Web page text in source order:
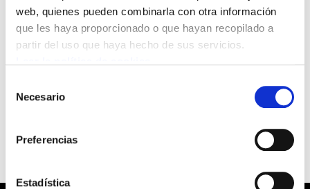
web, quienes pueden combinarla con otra información
que les haya proporcionado o que hayan recopilado a
partir del uso que haya hecho de sus servicios.
Necesario
Preferencias
Estadística
Representantes de los sindicatos ELA, SATSE y
ESK en Osakidetza iniciarán, mañana, 6 de
junio, un encierro en la entrada del Hospital de
de prensa en el lugar del encierro.